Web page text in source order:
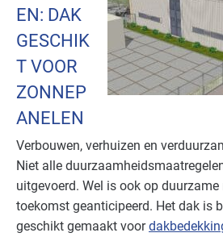
EN: DAK
GESCHIK
T VOOR
ZONNEP
ANELEN
Verbouwen, verhuizen en
Niet alle
uitgevoerd. Wel is ook op
toekomst geanticipeerd. Het dak is
geschikt gemaakt voor